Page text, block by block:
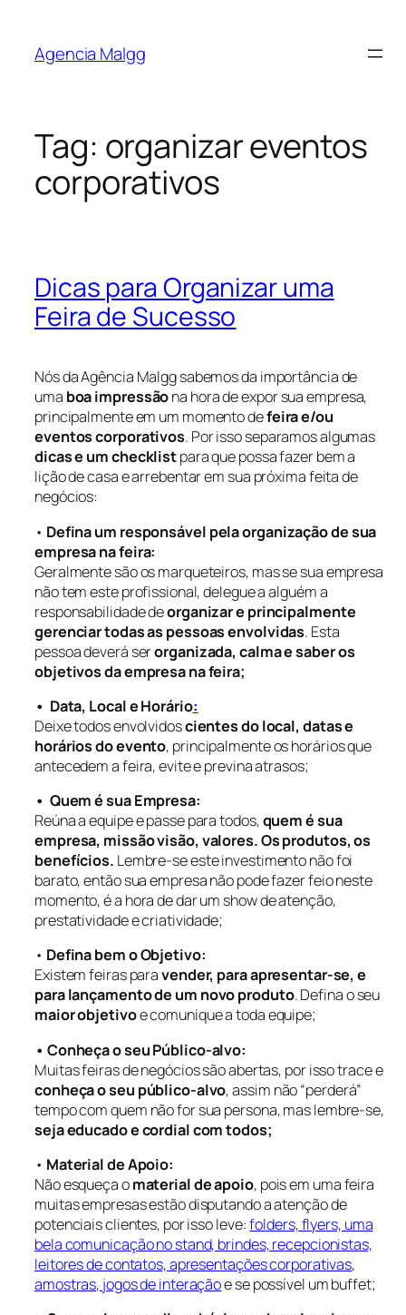
Agencia Malgg
Tag: organizar eventos
corporativos
Dicas para Organizar uma
Feira de Sucesso
Nós da Agência Malgg sabemos da importância de
uma boa impressãona hora de expor sua empresa,
principalmente em um momento defeira e/ou
eventos corporativos. Por isso separamos algumas
dicas e um checklistpara que possa fazer bem a
lição de casa e arrebentar em sua próxima feita de
negócios:
• Defina um responsável pela organização de sua
empresa na feira:
Geralmente são os marqueteiros, mas se sua empresa
não tem este profissional, delegue a alguém a
responsabilidade deorganizar e principalmente
gerenciar todas as pessoas envolvidas. Esta
pessoa deverá serorganizada, calma e saber os
objetivos da empresa na feira;
• Data, Local e Horário:
Deixe todos envolvidoscientes do local, datas e
horários do evento, principalmente os horários que
antecedem a feira, evite e previna atrasos;
• Quem é sua Empresa:
Reúna a equipe e passe para todos,quem é sua
empresa, missão visão, valores. Os produtos, os
benefícios. Lembre-se este investimento não foi
barato, então sua empresa não pode fazer feio neste
momento, é a hora de dar um show de atenção,
prestatividade e criatividade;
• Defina bem o Objetivo:
Existem feiras paravender, para apresentar-se, e
para lançamento de um novo produto. Defina o seu
maior objetivoe comunique a toda equipe;
• Conheça o seu Público-alvo:
Muitas feiras de negócios são abertas, por isso trace e
conheça o seu público-alvo, assim não “perderá”
tempo com quem não for sua persona, mas lembre-se,
seja educado e cordial com todos;
• Material de Apoio:
Não esqueça omaterial de apoio, pois em uma feira
muitas empresas estão disputando a atenção de
potenciais clientes, por isso leve:folders, flyers, uma
bela comunicação no stand, brindes, recepcionistas,
leitores de contatos, apresentações corporativas,
amostras, jogos de interaçãoe se possível um buffet;